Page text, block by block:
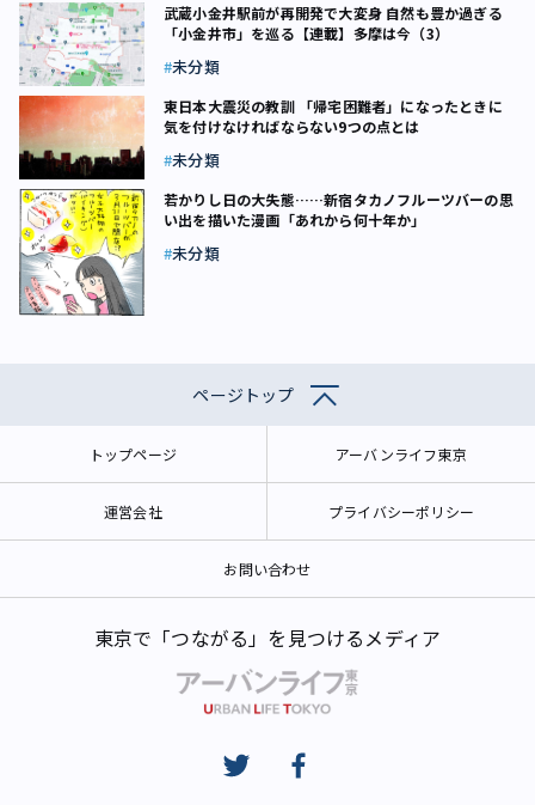
武蔵小金井駅前が再開発で大変身 自然も豊か過ぎる
「小金井市」を巡る【連載】多摩は今（3）
未分類
東日本大震災の教訓 「帰宅困難者」になったときに
気を付けなければならない9つの点とは
未分類
若かりし日の大失態……新宿タカノフルーツバーの思
い出を描いた漫画「あれから何十年か」
未分類
ページトップ
トップページ アーバンライフ東京
運営会社 プライバシーポリシー
お問い合わせ
東京で「つながる」を見つけるメディア